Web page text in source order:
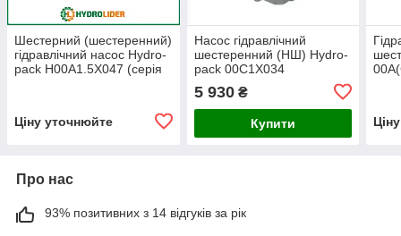
Шестерний (шестеренний)
гідравлічний насос Hydro-
pack H00A1.5X047 (серія
Ціну уточнюйте
Насос гідравлічний
шестеренний (НШ) Hydro-
pack 00C1X034
5 930₴
Купити
Про нас
93% позитивних з 14 відгуків за рік